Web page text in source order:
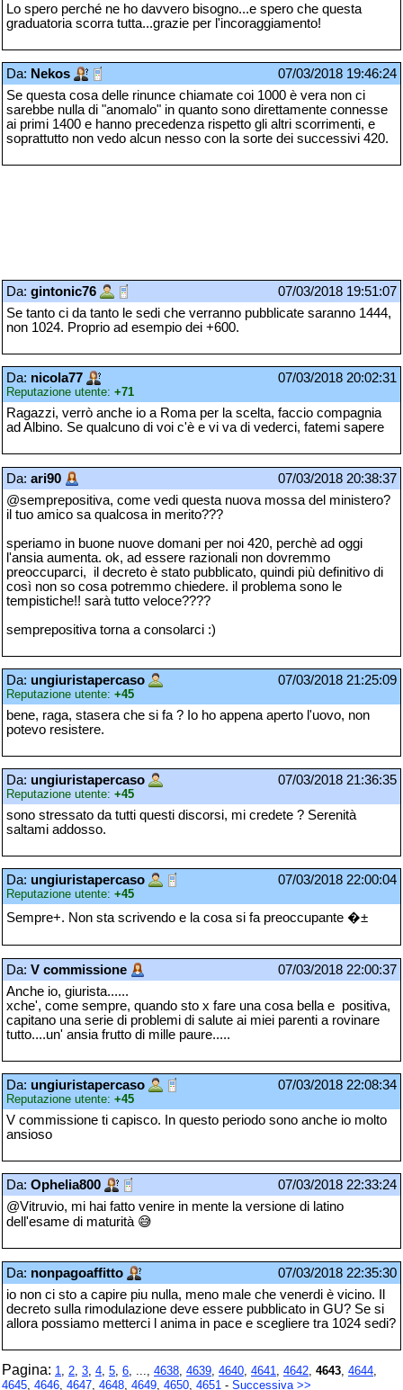
Lo spero perché ne ho davvero bisogno...e spero che questa
graduatoria scorra tutta...grazie per l'incoraggiamento!
Da: Nekos
07/03/2018 19:46:24
Se questa cosa delle rinunce chiamate coi 1000 è vera non ci
sarebbe nulla di "anomalo" in quanto sono direttamente connesse
ai primi 1400 e hanno precedenza rispetto gli altri scorrimenti, e
soprattutto non vedo alcun nesso con la sorte dei successivi 420.
Da: gintonic76
07/03/2018 19:51:07
Se tanto ci da tanto le sedi che verranno pubblicate saranno 1444,
non 1024. Proprio ad esempio dei +600.
Da: nicola77
Reputazione utente: +71
07/03/2018 20:02:31
Ragazzi, verrò anche io a Roma per la scelta, faccio compagnia
ad Albino. Se qualcuno di voi c'è e vi va di vederci, fatemi sapere
Da: ari90
07/03/2018 20:38:37
@semprepositiva, come vedi questa nuova mossa del ministero?
il tuo amico sa qualcosa in merito???
speriamo in buone nuove domani per noi 420, perchè ad oggi
l'ansia aumenta. ok, ad essere razionali non dovremmo
preoccuparci, il decreto è stato pubblicato, quindi più definitivo di
così non so cosa potremmo chiedere. il problema sono le
tempistiche!! sarà tutto veloce????
semprepositiva torna a consolarci :)
Da: ungiuristapercaso
Reputazione utente: +45
07/03/2018 21:25:09
bene, raga, stasera che si fa ? Io ho appena aperto l'uovo, non
potevo resistere.
Da: ungiuristapercaso
Reputazione utente: +45
07/03/2018 21:36:35
sono stressato da tutti questi discorsi, mi credete ? Serenità
saltami addosso.
Da: ungiuristapercaso
Reputazione utente: +45
07/03/2018 22:00:04
Sempre+. Non sta scrivendo e la cosa si fa preoccupante �±
Da: V commissione
07/03/2018 22:00:37
Anche io, giurista......
xche', come sempre, quando sto x fare una cosa bella e positiva,
capitano una serie di problemi di salute ai miei parenti a rovinare
tutto....un' ansia frutto di mille paure.....
Da: ungiuristapercaso
Reputazione utente: +45
07/03/2018 22:08:34
V commissione ti capisco. In questo periodo sono anche io molto
ansioso
Da: Ophelia800
07/03/2018 22:33:24
@Vitruvio, mi hai fatto venire in mente la versione di latino
dell'esame di maturità 😅
Da: nonpagoaffitto
07/03/2018 22:35:30
io non ci sto a capire piu nulla, meno male che venerdi è vicino. Il
decreto sulla rimodulazione deve essere pubblicato in GU? Se si
allora possiamo metterci l anima in pace e scegliere tra 1024 sedi?
Pagina: 1, 2, 3, 4, 5, 6, ..., 4638, 4639, 4640, 4641, 4642, 4643, 4644,
4645, 4646, 4647, 4648, 4649, 4650, 4651 - Successiva >>